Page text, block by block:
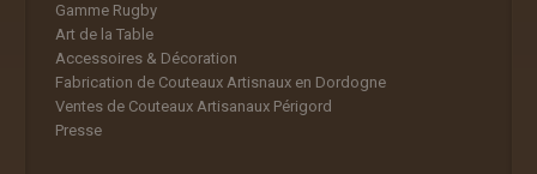
Gamme Rugby
Art de la Table
Accessoires & Décoration
Fabrication de Couteaux Artisnaux en Dordogne
Ventes de Couteaux Artisanaux Périgord
Presse